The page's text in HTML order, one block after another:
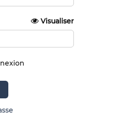
Visualiser